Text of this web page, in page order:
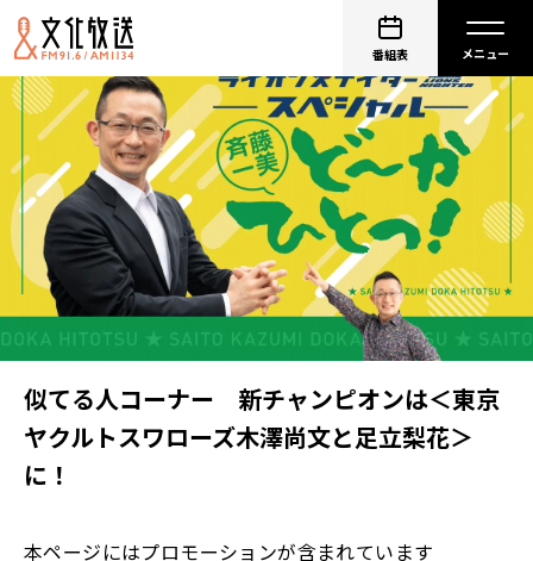
番組表
似てる人コーナー 新チャンピオンは＜東京
ヤクルトスワローズ木澤尚文と足立梨花＞
に！
本ページにはプロモーションが含まれています